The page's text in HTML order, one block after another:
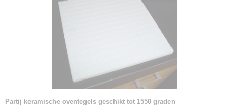
Partij keramische oventegels geschikt tot 1550 graden